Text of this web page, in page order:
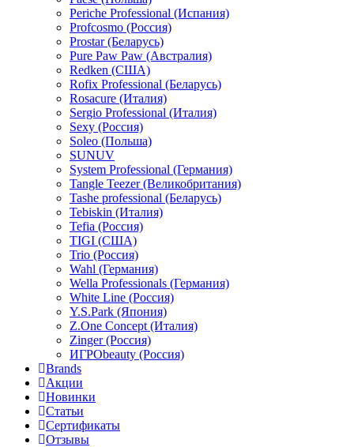
Periche Professional (Испания)
Profcosmo (Россия)
Prostar (Беларусь)
Pure Paw Paw (Австралия)
Redken (США)
Rofix Professional (Беларусь)
Rosacure (Италия)
Sergio Professional (Италия)
Sexy (Россия)
Soleo (Польша)
SUNUV
System Professional (Германия)
Tangle Teezer (Великобритания)
Tashe professional (Беларусь)
Tebiskin (Италия)
Tefia (Россия)
TIGI (США)
Trio (Россия)
Wahl (Германия)
Wella Professionals (Германия)
White Line (Россия)
Y.S.Park (Япония)
Z.One Concept (Италия)
Zinger (Россия)
ИГРОbeauty (Россия)
Brands
Акции
Новинки
Статьи
Сертификаты
Отзывы